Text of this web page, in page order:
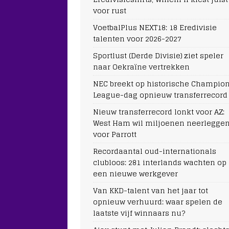
voor rust
VoetbalPlus NEXT18: 18 Eredivisie
talenten voor 2026-2027
Sportlust (Derde Divisie) ziet speler
naar Oekraïne vertrekken
NEC breekt op historische
League-dag opnieuw transferrecord
Nieuw transferrecord lonkt voor AZ:
West Ham wil miljoenen
voor Parrott
Recordaantal oud-internationals
clubloos: 281 interlands wachten op
een nieuwe werkgever
Van KKD-talent van het jaar tot
opnieuw verhuurd: waar spelen de
laatste vijf winnaars nu?